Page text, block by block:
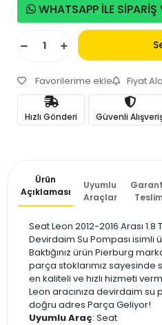
WHATSAPP İLE SİPARİŞ
Favorilerime ekle Fiyat
Hızlı Gönderi Güvenli
Ürün
Açıklaması
Uyumlu
Araçlar
Seat Leon 2012-2016 Arası
Devirdaim Su Pompası isimli
Baktığınız ürün Pierburg
parça stoklarımız
en kaliteli ve hızlı hizmeti
Leon aracınıza devirdaim su
doğru adres Parça Geliyor!
Uyumlu Araç: Seat